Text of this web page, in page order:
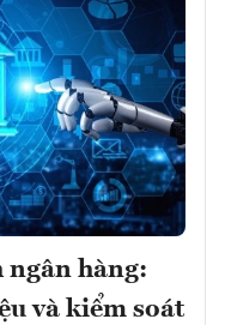
ngân hàng:
và kiểm soát